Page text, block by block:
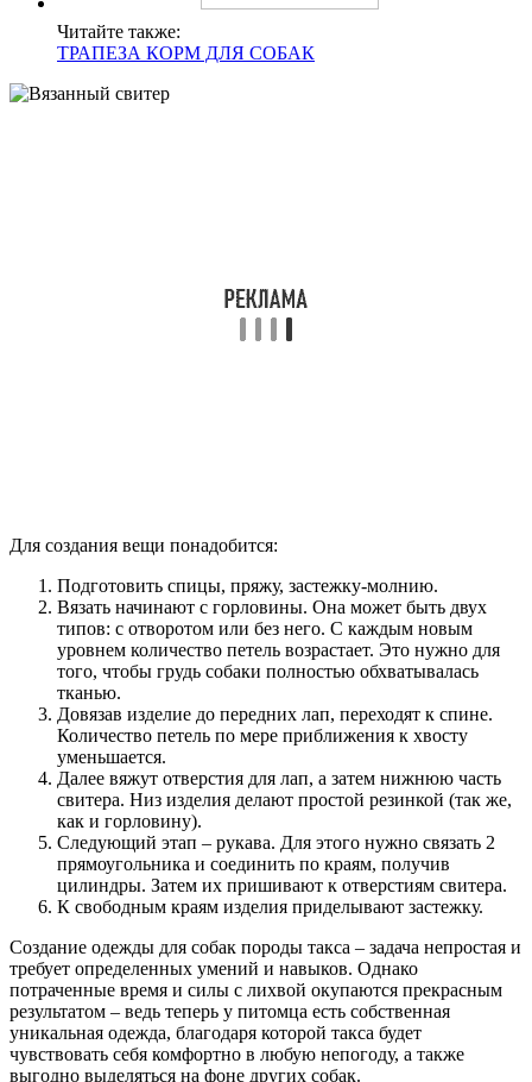
Читайте также:
ТРАПЕЗА КОРМ ДЛЯ СОБАК
Для создания вещи понадобится:
Подготовить спицы, пряжу, застежку-молнию.
Вязать начинают с горловины. Она может быть двух
типов: с отворотом или без него. С каждым новым
уровнем количество петель возрастает. Это нужно для
того, чтобы грудь собаки полностью обхватывалась
тканью.
Довязав изделие до передних лап, переходят к спине.
Количество петель по мере приближения к хвосту
уменьшается.
Далее вяжут отверстия для лап, а затем нижнюю часть
свитера. Низ изделия делают простой резинкой (так же,
как и горловину).
Следующий этап – рукава. Для этого нужно связать 2
прямоугольника и соединить по краям, получив
цилиндры. Затем их пришивают к отверстиям свитера.
К свободным краям изделия приделывают застежку.
Создание одежды для собак породы такса – задача непростая и
требует определенных умений и навыков. Однако
потраченные время и силы с лихвой окупаются прекрасным
результатом – ведь теперь у питомца есть собственная
уникальная одежда, благодаря которой такса будет
чувствовать себя комфортно в любую непогоду, а также
выгодно выделяться на фоне других собак.